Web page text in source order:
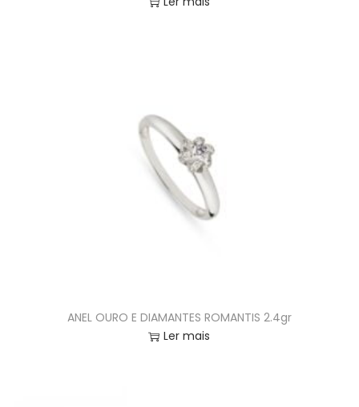
ANEL OURO E DIAMANTES ROMANTIS 2.4gr
Ler mais